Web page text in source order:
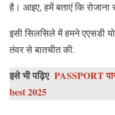
है। आइए, हमें बताएं कि
इसी सिलसिले में हमने एएसडी
तंवर से बातचीत की.
इसे भी पढ़िए PASSPORT
best 2025